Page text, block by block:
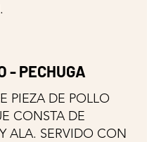
- PECHUGA
PIEZA DE POLLO
CONSTA DE
ALA. SERVIDO CON